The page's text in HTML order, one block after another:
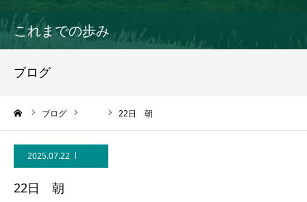
これまでの歩み
ブログ
ブログ 22日 朝
2025.07.22
22日 朝
党員・サポーター登録